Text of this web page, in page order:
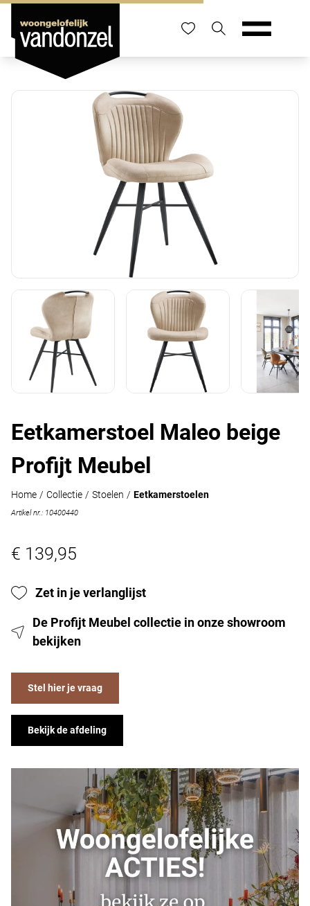
Eetkamerstoel Maleo beige
Profijt Meubel
Home / Collectie / Stoelen / Eetkamerstoelen
Artikel nr.: 10400440
€ 139,95
Zet in je verlanglijst
De Profijt Meubel collectie in onze showroom
bekijken
Stel hier je vraag
Bekijk de afdeling